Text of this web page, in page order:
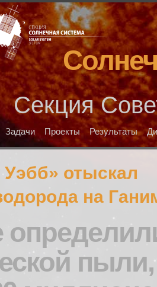
Секция
Задачи Проекты Результаты
отыскал
на